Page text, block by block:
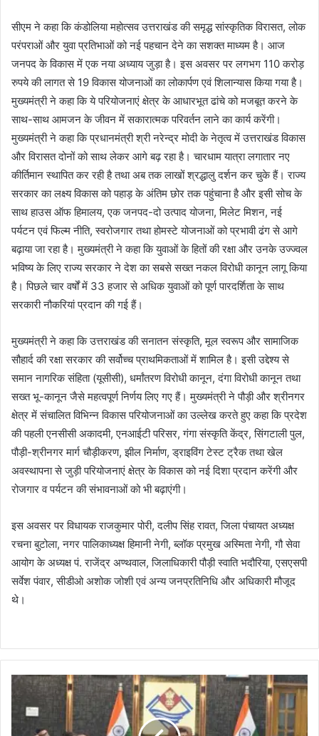
सीएम ने कहा कि कंडोलिया महोत्सव उत्तराखंड की समृद्ध सांस्कृतिक विरासत, लोक
परंपराओं और युवा प्रतिभाओं को नई पहचान देने का सशक्त माध्यम है। आज
जनपद के विकास में एक नया अध्याय जुड़ा है। इस अवसर पर लगभग 110 करोड़
रुपये की लागत से 19 विकास योजनाओं का लोकार्पण एवं शिलान्यास किया गया है।
मुख्यमंत्री ने कहा कि ये परियोजनाएं क्षेत्र के आधारभूत ढांचे को मजबूत करने के
साथ-साथ आमजन के जीवन में सकारात्मक परिवर्तन लाने का कार्य करेंगी।
मुख्यमंत्री ने कहा कि प्रधानमंत्री श्री नरेन्द्र मोदी के नेतृत्व में उत्तराखंड विकास
और विरासत दोनों को साथ लेकर आगे बढ़ रहा है। चारधाम यात्रा लगातार नए
कीर्तिमान स्थापित कर रही है तथा अब तक लाखों श्रद्धालु दर्शन कर चुके हैं। राज्य
सरकार का लक्ष्य विकास को पहाड़ के अंतिम छोर तक पहुंचाना है और इसी सोच के
साथ हाउस ऑफ हिमालय, एक जनपद-दो उत्पाद योजना, मिलेट मिशन, नई
पर्यटन एवं फिल्म नीति, स्वरोजगार तथा होमस्टे योजनाओं को प्रभावी ढंग से आगे
बढ़ाया जा रहा है। मुख्यमंत्री ने कहा कि युवाओं के हितों की रक्षा और उनके उज्ज्वल
भविष्य के लिए राज्य सरकार ने देश का सबसे सख्त नकल विरोधी कानून लागू किया
है। पिछले चार वर्षों में 33 हजार से अधिक युवाओं को पूर्ण पारदर्शिता के साथ
सरकारी नौकरियां प्रदान की गई हैं।
मुख्यमंत्री ने कहा कि उत्तराखंड की सनातन संस्कृति, मूल स्वरूप और सामाजिक
सौहार्द की रक्षा सरकार की सर्वोच्च प्राथमिकताओं में शामिल है। इसी उद्देश्य से
समान नागरिक संहिता (यूसीसी), धर्मांतरण विरोधी कानून, दंगा विरोधी कानून तथा
सख्त भू-कानून जैसे महत्वपूर्ण निर्णय लिए गए हैं। मुख्यमंत्री ने पौड़ी और श्रीनगर
क्षेत्र में संचालित विभिन्न विकास परियोजनाओं का उल्लेख करते हुए कहा कि प्रदेश
की पहली एनसीसी अकादमी, एनआईटी परिसर, गंगा संस्कृति केंद्र, सिंगटाली पुल,
पौड़ी-श्रीनगर मार्ग चौड़ीकरण, झील निर्माण, ड्राइविंग टेस्ट ट्रैक तथा खेल
अवस्थापना से जुड़ी परियोजनाएं क्षेत्र के विकास को नई दिशा प्रदान करेंगी और
रोजगार व पर्यटन की संभावनाओं को भी बढ़ाएंगी।
इस अवसर पर विधायक राजकुमार पोरी, दलीप सिंह रावत, जिला पंचायत अध्यक्ष
रचना बुटोला, नगर पालिकाध्यक्ष हिमानी नेगी, ब्लॉक प्रमुख अस्मिता नेगी, गौ सेवा
आयोग के अध्यक्ष पं. राजेंद्र अण्थवाल, जिलाधिकारी पौड़ी स्वाति भदौरिया, एसएसपी
सर्वेश पंवार, सीडीओ अशोक जोशी एवं अन्य जनप्रतिनिधि और अधिकारी मौजूद
थे।